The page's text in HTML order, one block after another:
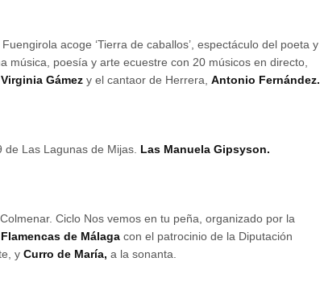
acoge ‘Tierra de caballos’, espectáculo del poeta y
música, poesía y arte ecuestre con 20 músicos en directo,
Virginia Gámezy el cantaor de Herrera,Antonio Fernández.
de Las Lagunas de Mijas. Las Manuela Gipsyson.
Ciclo Nos vemos en tu peña, organizado por la
de Málaga con el patrocinio de la Diputación
yCurro de María, a la sonanta.